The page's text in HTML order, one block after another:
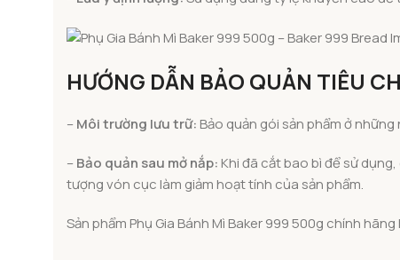
HƯỚNG DẪN BẢO QUẢN TIÊU
–Môi trường lưu trữ: Bảo quản gói sản phẩm ở
–Bảo quản sau mở nắp: Khi đã cắt bao bì để sử
tượng vón cục làm giảm hoạt tính của sản phẩm.
Sản phẩm Phụ Gia Bánh Mì Baker 999 500g chính